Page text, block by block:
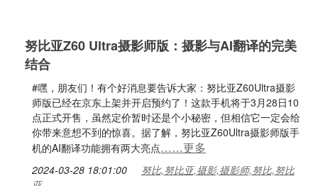
努比亚Z60 Ultra摄影师版：摄影与AI翻译的完美
结合
#嘿，朋友们！有个好消息要告诉大家：努比亚Z60Ultra摄影
师版已经在京东上架并开启预约了！这款手机将于3月28日10
点正式开售，虽然定价暂时还是个小秘密，但相信它一定会给
你带来意想不到的惊喜。据了解，努比亚Z60Ultra摄影师版手
机的AI翻译功能拥有两大亮点……更多
2024-03-28 18:01:00
努比,努比亚,摄影,摄影师,努比,努比